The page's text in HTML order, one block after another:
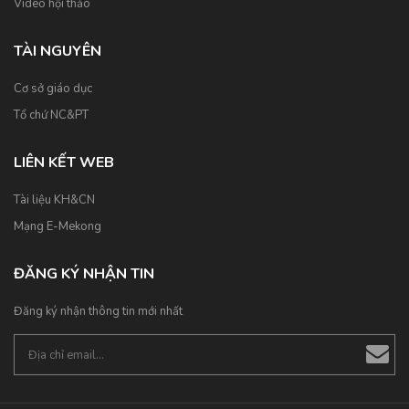
Video hội thảo
TÀI NGUYÊN
Cơ sở giáo dục
Tổ chứ NC&PT
LIÊN KẾT WEB
Tài liệu KH&CN
Mạng E-Mekong
ĐĂNG KÝ NHẬN TIN
Đăng ký nhận thông tin mới nhất